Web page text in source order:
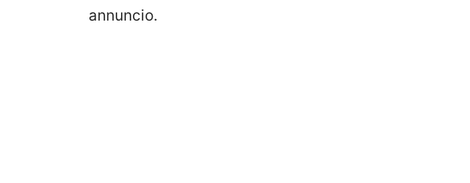
annuncio.